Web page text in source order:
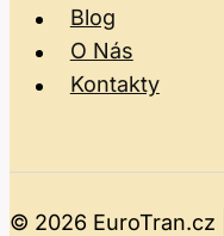
Blog
O Nás
Kontakty
© 2026 EuroTran.cz |